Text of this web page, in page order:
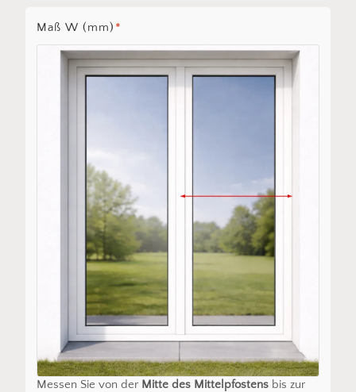
Maß W (mm) *
Messen Sie von der Mitte des Mittelpfostensbis zur